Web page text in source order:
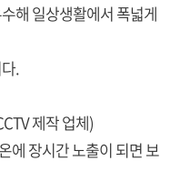
해 일상생활에서 폭넓게
.
제작 업체)
에 장시간 노출이 되면 보